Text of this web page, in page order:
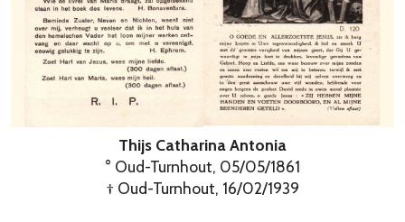
Thijs Catharina Antonia
° Oud-Turnhout, 05/05/1861
† Oud-Turnhout, 16/02/1939